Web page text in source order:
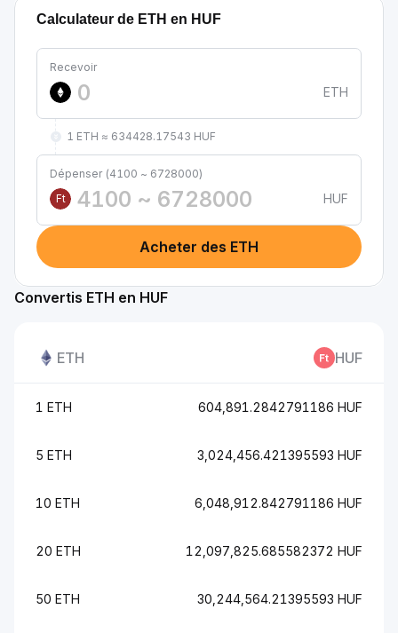
Calculateur de ETH en HUF
Recevoir
ETH
1 ETH ≈ 634428.17543 HUF
Dépenser (4100 ~ 6728000)
Ft
HUF
Acheter des ETH
Convertis ETH en HUF
ETH HUF
1 ETH 604,891.2842791186 HUF
5 ETH 3,024,456.421395593 HUF
10 ETH 6,048,912.842791186 HUF
20 ETH 12,097,825.685582372 HUF
50 ETH 30,244,564.21395593 HUF